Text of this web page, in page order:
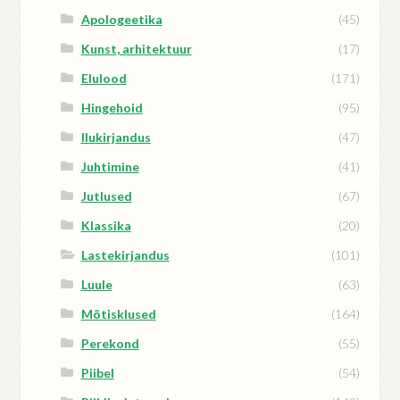
Apologeetika
(45)
Kunst, arhitektuur
(17)
Elulood
(171)
Hingehoid
(95)
Ilukirjandus
(47)
Juhtimine
(41)
Jutlused
(67)
Klassika
(20)
Lastekirjandus
(101)
Luule
(63)
Mõtisklused
(164)
Perekond
(55)
Piibel
(54)